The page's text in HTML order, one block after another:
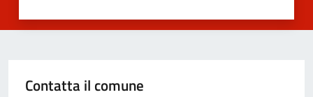
Contatta il comune